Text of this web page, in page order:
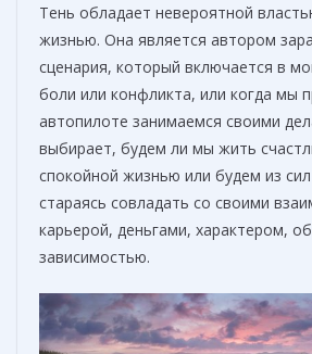
Тень обладает невероятной
жизнью. Она является автором
сценария, который включается в
боли или конфликта, или когда мы
автопилоте занимаемся своими
выбирает, будем ли мы жить
спокойной жизнью или будем из
стараясь совладать со своими
карьерой, деньгами, характером,
зависимостью.